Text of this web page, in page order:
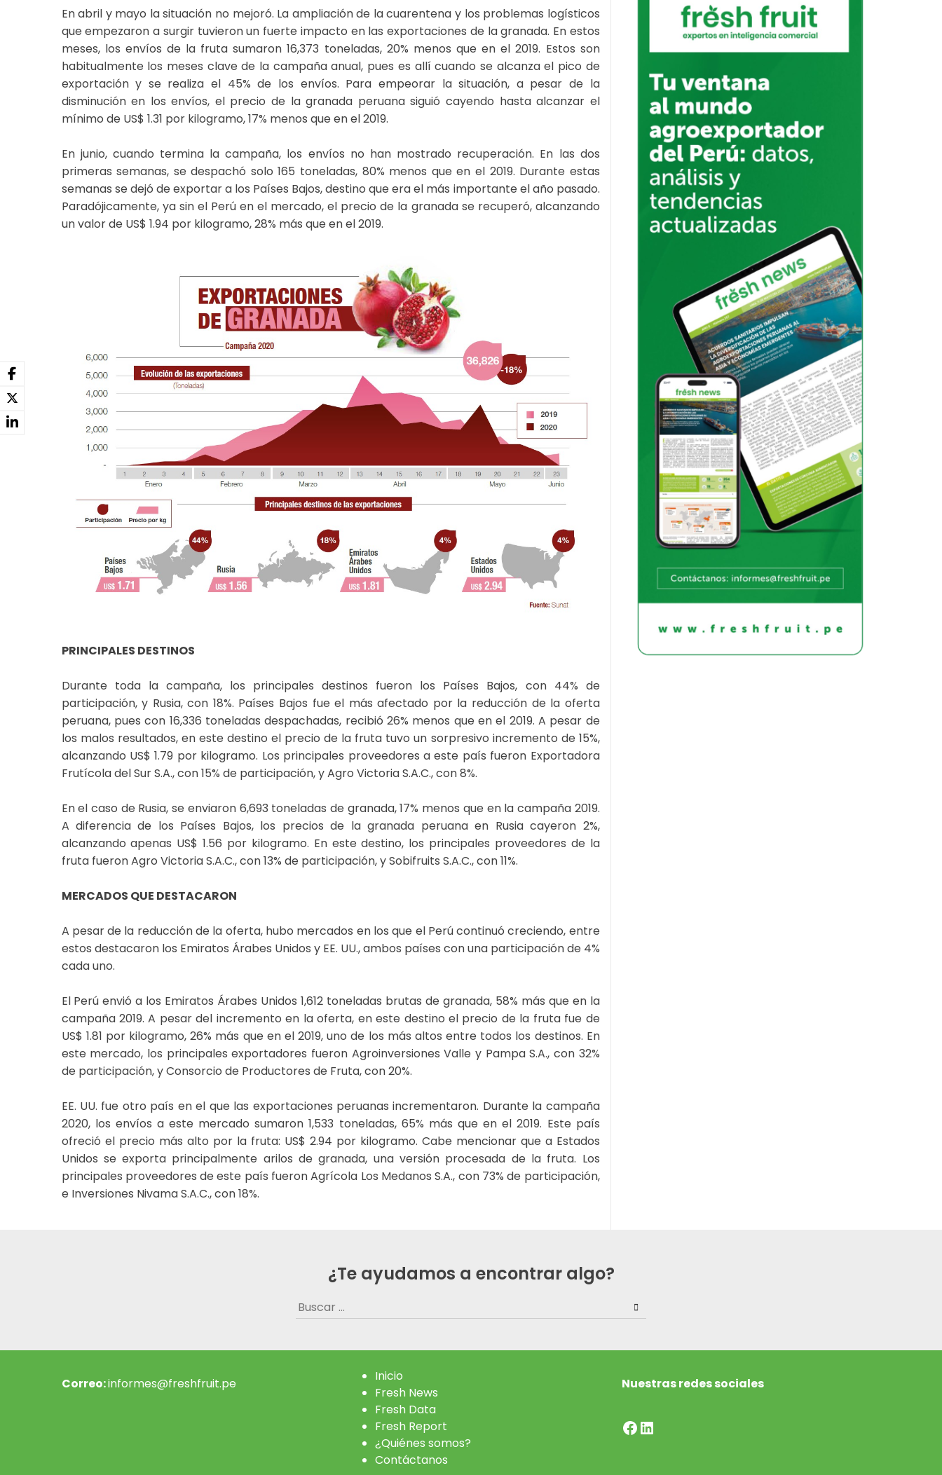
En abril y mayo la situación no mejoró. La ampliación de la cuarentena y los problemas logísticos
que empezaron a surgir tuvieron un fuerte impacto en las exportaciones de la granada. En estos
meses, los envíos de la fruta sumaron 16,373 toneladas, 20% menos que en el 2019. Estos son
habitualmente los meses clave de la campaña anual, pues es allí cuando se alcanza el pico de
exportación y se realiza el 45% de los envíos. Para empeorar la situación, a pesar de la
disminución en los envíos, el precio de la granada peruana siguió cayendo hasta alcanzar el
mínimo de US$ 1.31 por kilogramo, 17% menos que en el 2019.
En junio, cuando termina la campaña, los envíos no han mostrado recuperación. En las dos
primeras semanas, se despachó solo 165 toneladas, 80% menos que en el 2019. Durante estas
semanas se dejó de exportar a los Países Bajos, destino que era el más importante el año pasado.
Paradójicamente, ya sin el Perú en el mercado, el precio de la granada se recuperó, alcanzando
un valor de US$ 1.94 por kilogramo, 28% más que en el 2019.
PRINCIPALES DESTINOS
Durante toda la campaña, los principales destinos fueron los Países Bajos, con 44% de
participación, y Rusia, con 18%. Países Bajos fue el más afectado por la reducción de la oferta
peruana, pues con 16,336 toneladas despachadas, recibió 26% menos que en el 2019. A pesar de
los malos resultados, en este destino el precio de la fruta tuvo un sorpresivo incremento de 15%,
alcanzando US$ 1.79 por kilogramo. Los principales proveedores a este país fueron Exportadora
Frutícola del Sur S.A., con 15% de participación, y Agro Victoria S.A.C., con 8%.
En el caso de Rusia, se enviaron 6,693 toneladas de granada, 17% menos que en la campaña 2019.
A diferencia de los Países Bajos, los precios de la granada peruana en Rusia cayeron 2%,
alcanzando apenas US$ 1.56 por kilogramo. En este destino, los principales proveedores de la
fruta fueron Agro Victoria S.A.C., con 13% de participación, y Sobifruits S.A.C., con 11%.
MERCADOS QUE DESTACARON
A pesar de la reducción de la oferta, hubo mercados en los que el Perú continuó creciendo, entre
estos destacaron los Emiratos Árabes Unidos y EE. UU., ambos países con una participación de 4%
cada uno.
El Perú envió a los Emiratos Árabes Unidos 1,612 toneladas brutas de granada, 58% más que en la
campaña 2019. A pesar del incremento en la oferta, en este destino el precio de la fruta fue de
US$ 1.81 por kilogramo, 26% más que en el 2019, uno de los más altos entre todos los destinos. En
este mercado, los principales exportadores fueron Agroinversiones Valle y Pampa S.A., con 32%
de participación, y Consorcio de Productores de Fruta, con 20%.
EE. UU. fue otro país en el que las exportaciones peruanas incrementaron. Durante la campaña
2020, los envíos a este mercado sumaron 1,533 toneladas, 65% más que en el 2019. Este país
ofreció el precio más alto por la fruta: US$ 2.94 por kilogramo. Cabe mencionar que a Estados
Unidos se exporta principalmente arilos de granada, una versión procesada de la fruta. Los
principales proveedores de este país fueron Agrícola Los Medanos S.A., con 73% de participación,
e Inversiones Nivama S.A.C., con 18%.
¿Te ayudamos a encontrar algo?
Buscar:
Correo:informes@freshfruit.pe
Inicio
Fresh News
Fresh Data
Fresh Report
¿Quiénes somos?
Contáctanos
Nuestras redes sociales
Facebook
LinkedIn